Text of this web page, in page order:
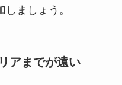
ましょう。
アまでが遠い